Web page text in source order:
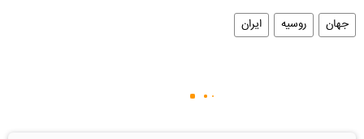
جهان روسیه ایران